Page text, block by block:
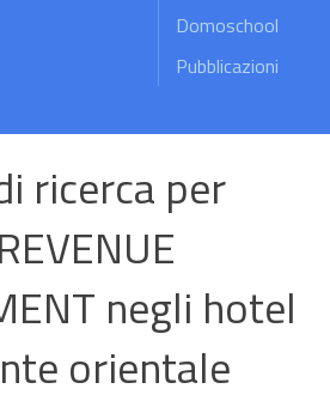
Domoschool
Pubblicazioni
ricerca per
negli hotel
orientale